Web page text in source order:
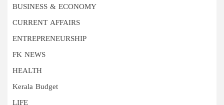
BUSINESS & ECONOMY
CURRENT AFFAIRS
ENTREPRENEURSHIP
FK NEWS
HEALTH
Kerala Budget